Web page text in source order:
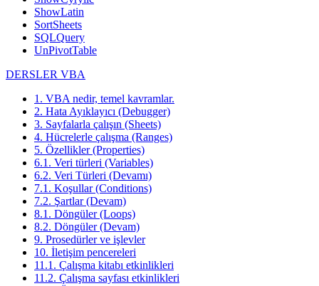
ShowLatin
SortSheets
SQLQuery
UnPivotTable
DERSLER VBA
1. VBA nedir, temel kavramlar.
2. Hata Ayıklayıcı (Debugger)
3. Sayfalarla çalışın (Sheets)
4. Hücrelerle çalışma (Ranges)
5. Özellikler (Properties)
6.1. Veri türleri (Variables)
6.2. Veri Türleri (Devamı)
7.1. Koşullar (Conditions)
7.2. Şartlar (Devam)
8.1. Döngüler (Loops)
8.2. Döngüler (Devam)
9. Prosedürler ve işlevler
10. İletişim pencereleri
11.1. Çalışma kitabı etkinlikleri
11.2. Çalışma sayfası etkinlikleri